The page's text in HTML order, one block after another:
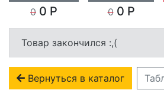
0 0 Р
00 Р
Товар закончился :,(
Вернуться в каталог